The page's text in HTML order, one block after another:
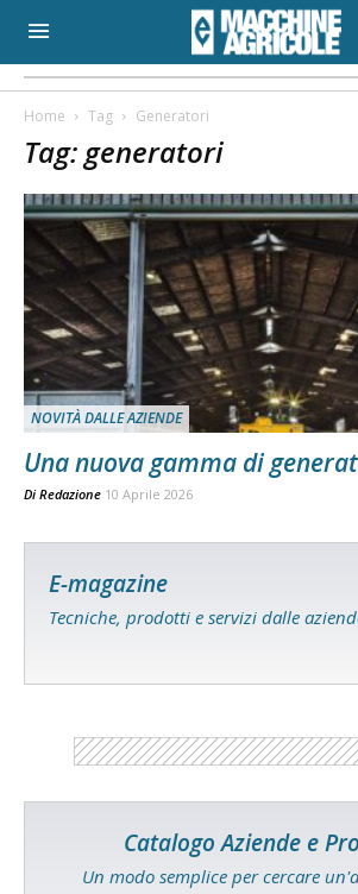
Home Tag Generatori
Tag: generatori
NOVITÀ DALLE AZIENDE
Una nuova gamma di
Di Redazione 10 Aprile 2026
E-magazine
Tecniche, prodotti e servizi dalle
Catalogo Aziende e
Un modo semplice per cercare